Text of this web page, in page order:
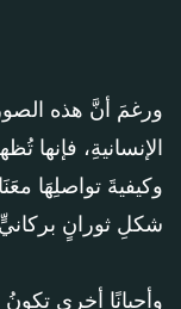
ورغمَ أنَّ هذه
الإنسانيةِ، فإنها
وكيفيةَ تواصلِهَا
شكلِ ثورانٍ
وأحيانًا أخرى